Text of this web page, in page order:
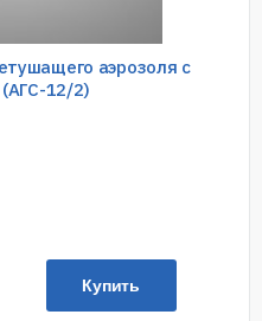
аэрозоля с
12/2)
Купить